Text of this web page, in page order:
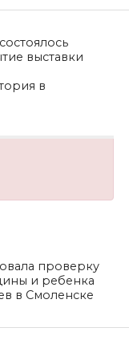
выставки
в
проверку
и ребенка
в Смоленске